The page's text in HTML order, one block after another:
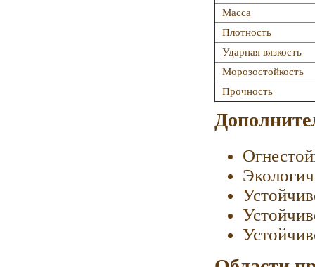
Масса
Плотность
Ударная вязкость
Морозостойкость
Прочность